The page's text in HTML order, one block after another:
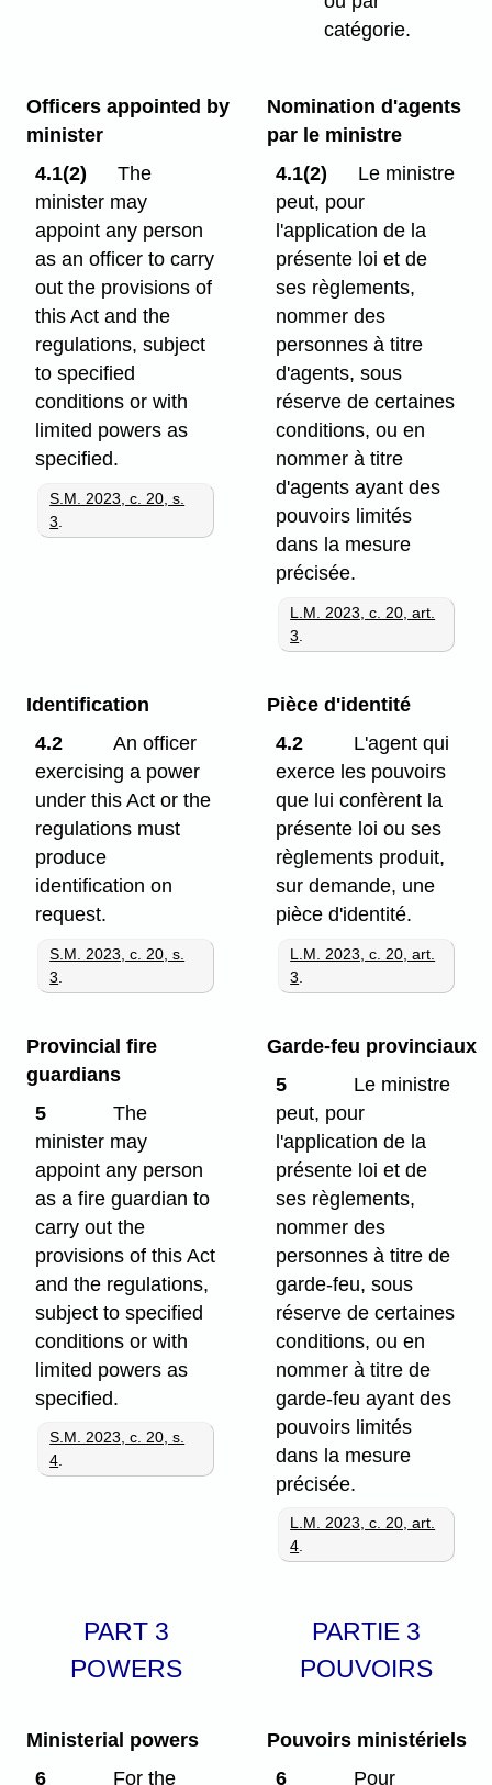
catégorie.
Officers appointed by
minister
4.1(2)
The
minister may
appoint any person
as an officer to carry
out the provisions of
this Act and the
regulations, subject
to specified
conditions or with
limited powers as
specified.
S.M. 2023, c. 20, s.
3
Nomination d'agents
par le ministre
4.1(2)
Le ministre
peut, pour
l'application de la
présente loi et de
ses règlements,
nommer des
personnes à titre
d'agents, sous
réserve de certaines
conditions, ou en
nommer à titre
d'agents ayant des
pouvoirs limités
dans la mesure
précisée.
L.M. 2023, c. 20, art.
3
Identification
4.2
An officer
exercising a power
under this Act or the
regulations must
produce
identification on
request.
S.M. 2023, c. 20, s.
3
Pièce d'identité
4.2
L'agent qui
exerce les pouvoirs
que lui confèrent la
présente loi ou ses
règlements produit,
sur demande, une
pièce d'identité.
L.M. 2023, c. 20, art.
3
Provincial fire
guardians
5
The
minister may
appoint any person
as a fire guardian to
carry out the
provisions of this Act
and the regulations,
subject to specified
conditions or with
limited powers as
specified.
S.M. 2023, c. 20, s.
4.
Garde-feu provinciaux
5
Le ministre
peut, pour
l'application de la
présente loi et de
ses règlements,
nommer des
personnes à titre de
garde-feu, sous
réserve de certaines
conditions, ou en
nommer à titre de
garde-feu ayant des
pouvoirs limités
dans la mesure
précisée.
L.M. 2023, c. 20, art.
4.
PART 3
POWERS
PARTIE 3
POUVOIRS
Ministerial powers
6
For the
Pouvoirs ministériels
6
Pour